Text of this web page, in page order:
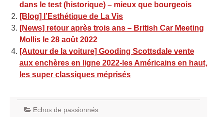
dans le test (historique) – mieux que bourgeois
[Blog] l’Esthétique de La Vis
[News] retour après trois ans – British Car Meeting
Mollis le 28 août 2022
[Autour de la voiture] Gooding Scottsdale vente
aux enchères en ligne 2022-les Américains en haut,
les super classiques méprisés
Echos de passionnés